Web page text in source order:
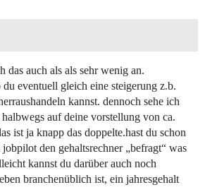
das auch als als sehr wenig an.
eventuell gleich eine steigerung z.b.
kannst. dennoch sehe ich
auf deine vorstellung von ca.
ist ja knapp das doppelte.hast du schon
den gehaltsrechner „befragt“ was
kannst du darüber auch noch
branchenüblich ist, ein jahresgehalt